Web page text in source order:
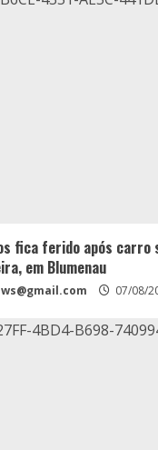
fica ferido após
em Blumenau
07/08/